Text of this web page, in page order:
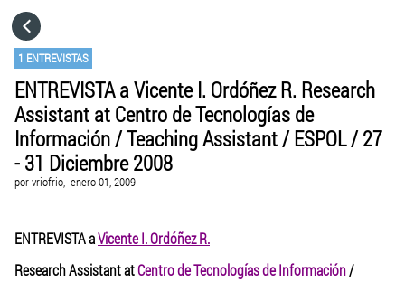
1 ENTREVISTAS
ENTREVISTA a Vicente I. Ordóñez R. Research
Assistant at Centro de Tecnologías de
Información / Teaching Assistant / ESPOL / 27
- 31 Diciembre 2008
porvriofrio, enero 01, 2009
ENTREVISTA aVicente I. Ordóñez R.
Research Assistant atCentro de Tecnologías de Información/
CATEGORÍAS
IR A